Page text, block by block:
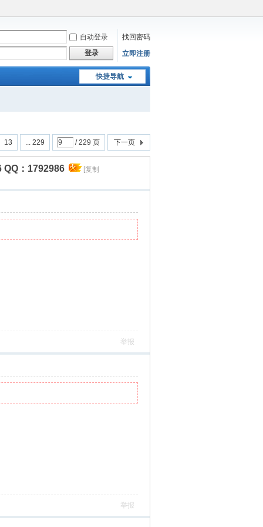
自动登录
找回密码
登录
立即注册
快捷导航
13 ... 229 / 229 页 下一页
QQ：1792986 [复制
举报
举报